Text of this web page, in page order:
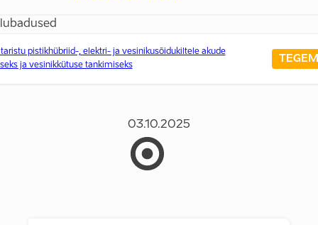
pistikhübriid-, elektri- ja vesinikusõidukiltele akude
ja vesinikkütuse tankimiseks
03.10.2025